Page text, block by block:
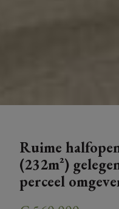
Ruime
(232m²)
perceel